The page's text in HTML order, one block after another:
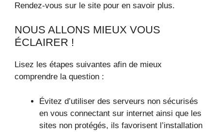
Rendez-vous sur le site pour en savoir plus.
NOUS ALLONS MIEUX VOUS
ÉCLAIRER !
Lisez les étapes suivantes afin de mieux
comprendre la question :
Évitez d’utiliser des serveurs non sécurisés
en vous connectant sur internet ainsi que les
sites non protégés, ils favorisent l’installation